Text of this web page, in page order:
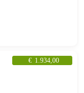
€ 1.934,00